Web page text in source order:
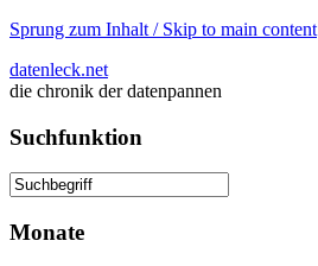
Sprung zum Inhalt / Skip to main content
datenleck.net
die chronik der datenpannen
Suchfunktion
Monate